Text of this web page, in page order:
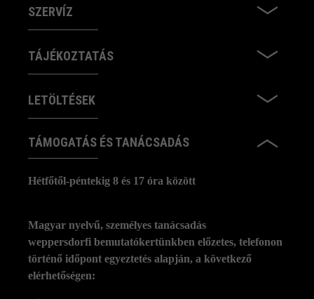
SZERVÍZ
TÁJÉKOZTATÁS
LETÖLTÉSEK
TÁMOGATÁS ÉS TANÁCSADÁS
Hétfőtől-péntekig 8 és 17 óra között
Magyar nyelvű, személyes tanácsadás
weppersdorfi bemutatókertünkben előzetes, telefonon
történő időpont egyeztetés alapján, a következő
elérhetőségen: